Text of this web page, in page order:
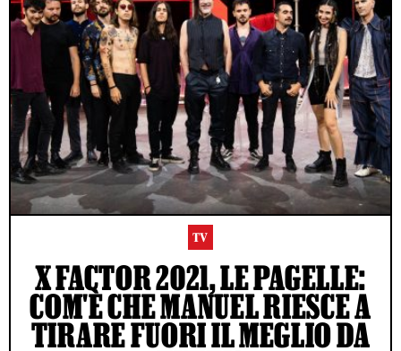
TV
X FACTOR 2021, LE PAGELLE:
COM'È CHE MANUEL RIESCE A
TIRARE FUORI IL MEGLIO DA